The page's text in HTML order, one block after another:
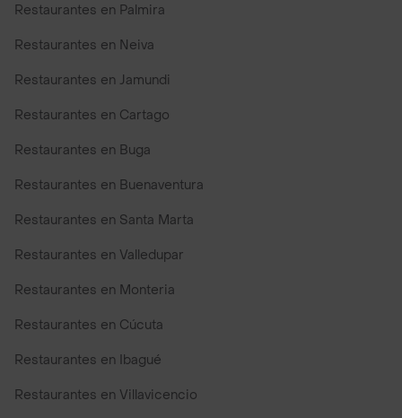
Restaurantes en Palmira
Restaurantes en Neiva
Restaurantes en Jamundi
Restaurantes en Cartago
Restaurantes en Buga
Restaurantes en Buenaventura
Restaurantes en Santa Marta
Restaurantes en Valledupar
Restaurantes en Monteria
Restaurantes en Cúcuta
Restaurantes en Ibagué
Restaurantes en Villavicencio